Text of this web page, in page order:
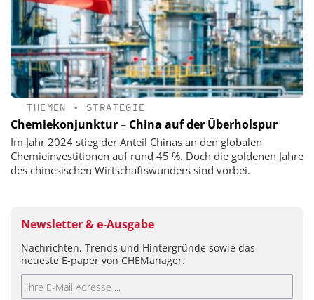
THEMEN • STRATEGIE
Chemiekonjunktur – China auf der Überholspur
Im Jahr 2024 stieg der Anteil Chinas an den globalen
Chemieinvestitionen auf rund 45 %. Doch die goldenen Jahre
des chinesischen Wirtschaftswunders sind vorbei.
Newsletter & e-Ausgabe
Nachrichten, Trends und Hintergründe sowie das
neueste E-paper von CHEManager.